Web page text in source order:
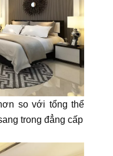
so với tổng thể
trong đẳng cấp